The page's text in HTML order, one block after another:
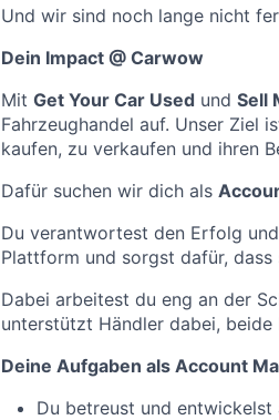
Und wir sind noch lange nicht
Dein Impact @ Carwow
Mit Get Your Car Used und Sell
Fahrzeughandel auf. Unser Ziel
kaufen, zu verkaufen und ihren
Dafür suchen wir dich als
Du verantwortest den Erfolg
Plattform und sorgst dafür,
Dabei arbeitest du eng an der
unterstützt Händler dabei,
Deine Aufgaben als Account
Du betreust und